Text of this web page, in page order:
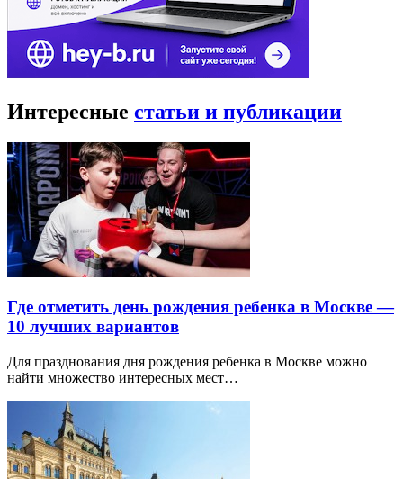
Интересные статьи и публикации
Где отметить день рождения ребенка в Москве —
10 лучших вариантов
Для празднования дня рождения ребенка в Москве можно
найти множество интересных мест…